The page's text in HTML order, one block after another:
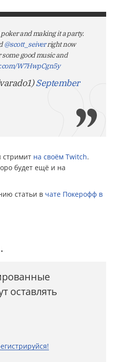
and making it a party.
@scott_seiverright now
good music and
W7HwpCgn5y
September
стримит на своём Twitch.
будет ещё и на
статьи в чате Покерофф в
оставлять